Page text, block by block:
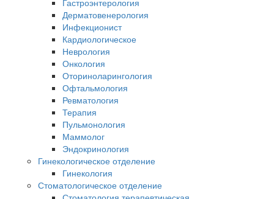
Гастроэнтерология
Дерматовенерология
Инфекционист
Кардиологическое
Неврология
Онкология
Оториноларингология
Офтальмология
Ревматология
Терапия
Пульмонология
Маммолог
Эндокринология
Гинекологическое отделение
Гинекология
Стоматологическое отделение